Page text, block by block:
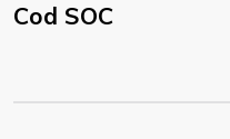
Cod SOC